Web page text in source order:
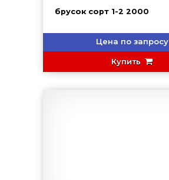
брусок сорт 1-2 2000
Цена по запросу
Купить